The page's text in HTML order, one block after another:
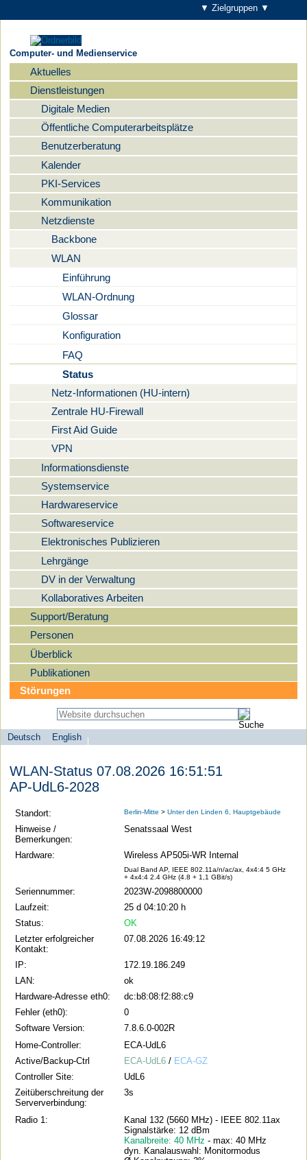
▼ Zielgruppen ▼
Computer- und Medienservice
Navigation
Aktuelles
Dienstleistungen
Digitale Medien
Öffentliche Computerarbeitsplätze
Benutzerberatung
Kalender
PKI-Services
Kommunikation
Netzdienste
Backbone
WLAN
Einführung
WLAN-Ordnung
Glossar
Konfiguration
FAQ
Status
Netz-Informationen (HU-intern)
Zentrale HU-Firewall
First Aid Guide
VPN
Informationsdienste
Systemservice
Hardwareservice
Softwareservice
Elektronisches Publizieren
Lehrgänge
DV in der Verwaltung
Kollaboratives Arbeiten
Support/Beratung
Personen
Überblick
Publikationen
Störungen
Sprachauswahl
Deutsch
English
search-menu
Universität
zu
Berlin
Computer-
und
WLAN-Status 07.08.2026 16:51:51
AP-UdL6-2028
Standort: Berlin-Mitte >Unter den Linden 6, Hauptgebäude
Hinweise /
Bemerkungen:
Senatssaal West
Hardware: Wireless AP505i-WR Internal
Dual Band AP, IEEE 802.11a/n/ac/ax, 4x4:4 5 GHz
+ 4x4:4 2.4 GHz (4.8 + 1,1 GBit/s)
Seriennummer:
2023W-2098800000
Laufzeit:
25 d 04:10:20 h
Status:
OK
Letzter erfolgreicher
Kontakt:
07.08.2026 16:49:12
IP:
172.19.186.249
LAN:
ok
Hardware-Adresse eth0:
dc:b8:08:f2:88:c9
Fehler (eth0):
0
Software Version:
7.8.6.0-002R
Home-Controller:
ECA-UdL6
Active/Backup-Ctrl
ECA-UdL6 / ECA-GZ
Controller Site:
UdL6
Zeitüberschreitung der
Serververbindung:
3s
Radio 1:
Kanal 132 (5660 MHz) - IEEE 802.11ax
Signalstärke: 12 dBm
Kanalbreite: 40 MHz- max: 40 MHz
dyn. Kanalauswahl: Monitormodus